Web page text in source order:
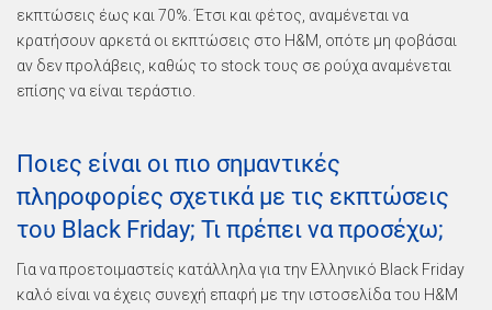
εκπτώσεις έως και 70%. Έτσι και φέτος, αναμένεται να
κρατήσουν αρκετά οι εκπτώσεις στο H&M, οπότε μη φοβάσαι
αν δεν προλάβεις, καθώς το stock τους σε ρούχα αναμένεται
επίσης να είναι τεράστιο.
Ποιες είναι οι πιο σημαντικές
πληροφορίες σχετικά με τις εκπτώσεις
του Black Friday; Τι πρέπει να προσέχω;
Για να προετοιμαστείς κατάλληλα για την Ελληνικό Black Friday
καλό είναι να έχεις συνεχή επαφή με την ιστοσελίδα του Η&Μ